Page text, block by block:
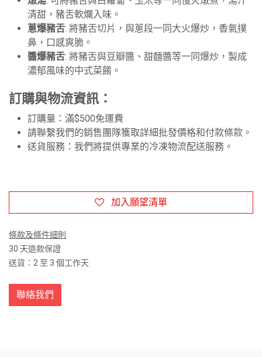
清甜，豬舌軟爛入味。
蔥爆豬舌: 將豬舌切片，與蔥段一同大火爆炒，香氣撲
鼻，口感爽脆。
醬爆豬舌: 將豬舌與豆瓣醬、甜麵醬等一同爆炒，製成
濃郁風味的中式菜餚。
訂購與物流資訊：
訂購量：滿$500免運費
請聯繫我們的銷售團隊獲取詳細批發價格和付款條款。
送貨服務：我們將提供專業的冷凍物流配送服務。
加入願望清單
條款及條件細則
30 天退款保證
送貨：2 至 3 個工作天
聯絡我們